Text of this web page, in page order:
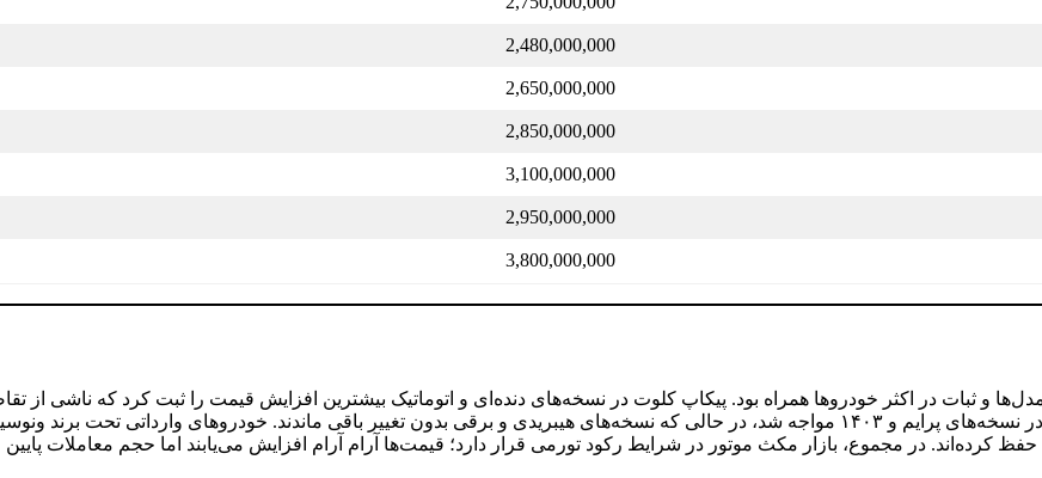
2,480,000,000
2,650,000,000
2,850,000,000
3,100,000,000
2,950,000,000
3,800,000,000
۶ مهر ۱۴۰۴ با رشد محدود در برخی مدل‌ها و ثبات در اکثر خودروها همراه بود. پیکاپ کلوت در نسخه‌های دنده‌ای و اتوماتیک بیشترین افزایش قیمت را ثبت کرد که
خودروهای سواری است. در بخش کراس‌اوور، خانواده تیارا با رشد جزئی در نسخه‌های پرایم و ۱۴۰۳ مواجه شد، در حالی که نسخه‌های هیبریدی و برقی بدون تغییر باقی ماندند.
کرده‌اند. در مجموع، بازار مکث موتور در شرایط رکود تورمی قرار دارد؛ قیمت‌ها آرام آرام افزایش می‌یابند اما حجم معاملات